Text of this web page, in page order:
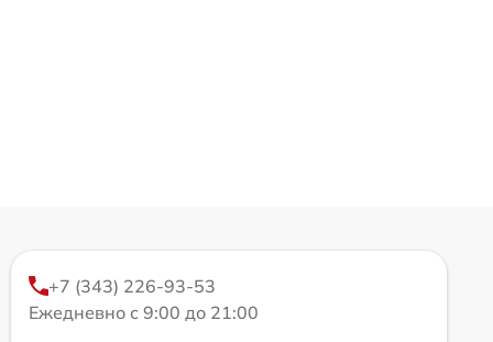
+7 (343) 226-93-53
Ежедневно с 9:00 до 21:00